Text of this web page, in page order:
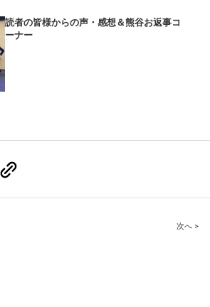
読者の皆様からの声・感想＆熊谷お返事コ
ーナー
次へ >